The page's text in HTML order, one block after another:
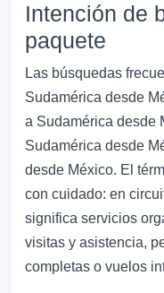
Intención de
paquete
Las búsquedas
Sudamérica desde
a Sudamérica desde
Sudamérica desde
desde México. El
con cuidado: en
significa servicios
visitas y asistencia,
completas o vuelos